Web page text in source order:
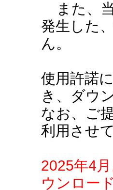
また、
発生した
ん。
使用許諾
き、ダウ
なお、ご
利用させ
2025年4
ウンロー